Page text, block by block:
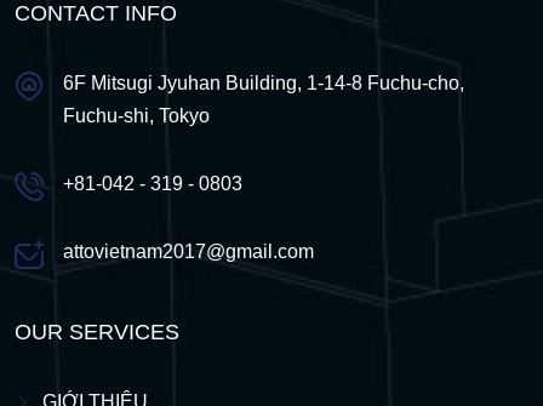
CONTACT INFO
6F Mitsugi Jyuhan Building, 1-14-8 Fuchu-cho,
Fuchu-shi, Tokyo
+81-042 - 319 - 0803
attovietnam2017@gmail.com
OUR SERVICES